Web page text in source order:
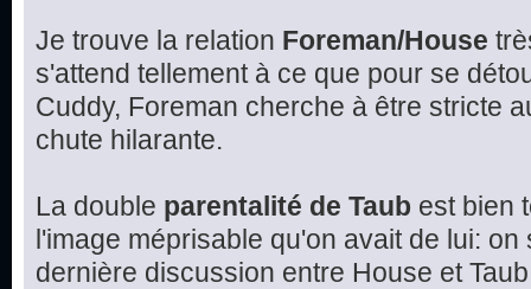
Je trouve la relation Foreman/House
s'attend tellement à ce que pour se
Cuddy, Foreman cherche à être stricte
chute hilarante.
La double parentalité de Taub est bien
l'image méprisable qu'on avait de lui:
dernière discussion entre House et